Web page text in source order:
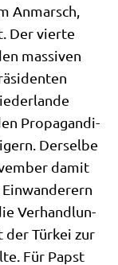
Anmarsch,
Der vier­te
mas­si­ven
Pro­pa­gan­di­
Der­sel­be
damit
Ver­hand­lun­
der Tür­kei zur
Für Papst